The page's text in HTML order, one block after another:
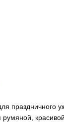
праздничного